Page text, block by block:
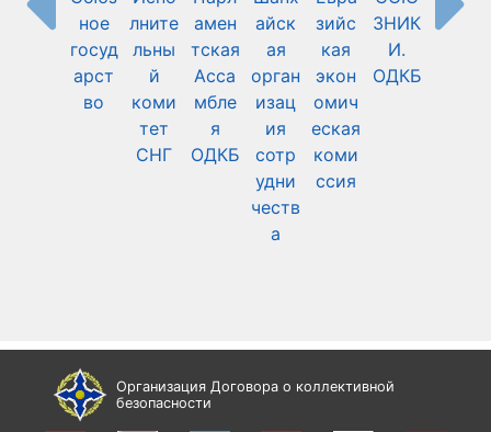
ное
госуд
арст
во
лните
льны
й
коми
тет
СНГ
амен
тская
Асса
мбле
я
ОДКБ
айск
ая
орган
изац
ия
сотр
удни
честв
а
зийс
кая
экон
омич
еская
коми
ссия
ЗНИК
И.
ОДКБ
дуна
Организация Договора о коллективной
безопасности